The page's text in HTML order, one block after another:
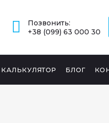
Позвонить:
+38 (099) 63 000 30
КАЛЬКУЛЯТОР БЛОГ